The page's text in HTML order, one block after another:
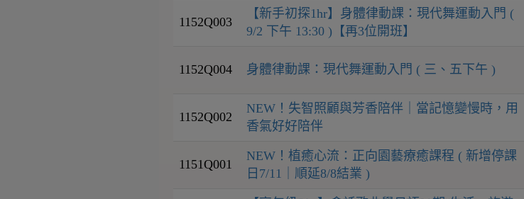
1152Q003
【新手初探1hr】身體律動課：現代舞運動入門 (
9/2 下午 13:30 )【再3位開班】
1152Q004 身體律動課：現代舞運動入門 ( 三、五下午 )
1152Q002
NEW！失智照顧與芳香陪伴｜當記憶變慢時，用
香氣好好陪伴
1151Q001
NEW！植癒心流：正向園藝療癒課程 ( 新增停課
日7/11｜順延8/8結業 )